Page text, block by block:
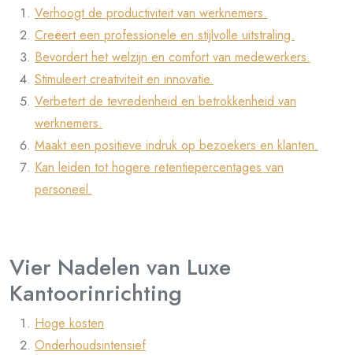
Verhoogt de productiviteit van werknemers.
Creëert een professionele en stijlvolle uitstraling.
Bevordert het welzijn en comfort van medewerkers.
Stimuleert creativiteit en innovatie.
Verbetert de tevredenheid en betrokkenheid van
werknemers.
Maakt een positieve indruk op bezoekers en klanten.
Kan leiden tot hogere retentiepercentages van
personeel.
Vier Nadelen van Luxe
Kantoorinrichting
Hoge kosten
Onderhoudsintensief